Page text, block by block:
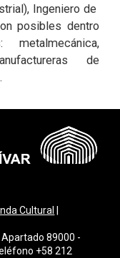
Ingeniero de
posibles dentro
de
Cultural
89000 -
+58 212